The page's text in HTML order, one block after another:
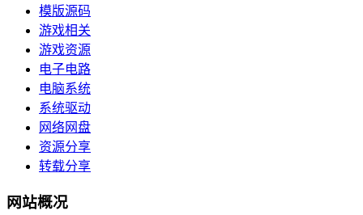
模版源码
游戏相关
游戏资源
电子电路
电脑系统
系统驱动
网络网盘
资源分享
转载分享
网站概况